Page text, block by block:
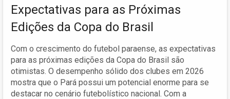
Expectativas para as Próximas
Edições da Copa do Brasil
Com o crescimento do futebol paraense, as expectativas
para as próximas edições da Copa do Brasil são
otimistas. O desempenho sólido dos clubes em 2026
mostra que o Pará possui um potencial enorme para se
destacar no cenário futebolístico nacional. Com a